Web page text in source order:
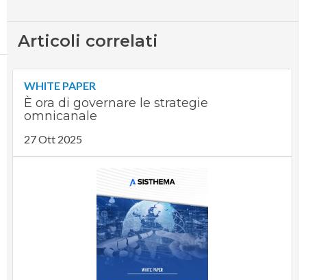
Articoli correlati
WHITE PAPER
È ora di governare le strategie
omnicanale
27 Ott 2025